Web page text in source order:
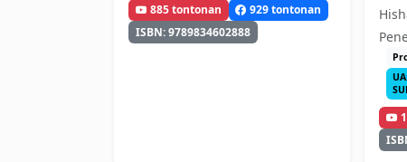
885 tontonan
929 tontonan
ISBN: 9789834602888